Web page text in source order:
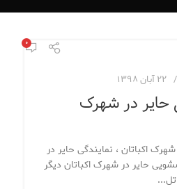
۰
۲۲ آبان ۱۳۹۸
حایر در شهرک
اکباتان ، نمایندگی حایر در
حایر در شهرک اکباتان دیگر